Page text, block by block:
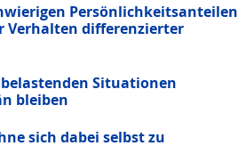
Persönlichkeitsanteilen
Verhalten differenzierter
Situationen
bleiben
sich dabei selbst zu